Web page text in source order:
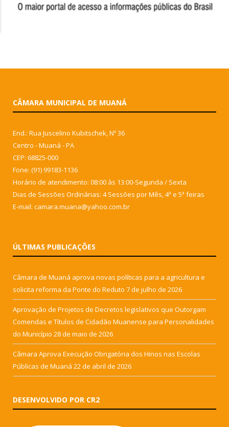
CÂMARA MUNICIPAL DE MUANÁ
End.: Rua Juscelino Kubitschek, Nº 36
Centro - Muaná - PA
CEP: 68825-000
Fone: (91) 99183-1136
Horário de atendimento: 08:00 às 13:00-Segunda / Sexta
Dias de Sessões Ordinárias: 4 Sessões por Mês, 4ª e 5ª feiras
E-mail: camara.muana@yahoo.com.br
ÚLTIMAS PUBLICAÇÕES
Câmara de Muaná aprova novas políticas para a agricultura e
solicita reforma da Ponte do Reduto 7 de julho de 2026
Aprovação de Projetos de Decretos legislativos que Outorgam
Comendas e Títulos de Cidadão Muanense para Personalidades
do Município 28 de maio de 2026
Câmara Aprova Execução Obrigatória dos Hinos nas Escolas
Públicas de Muaná 22 de abril de 2026
DESENVOLVIDO POR CR2